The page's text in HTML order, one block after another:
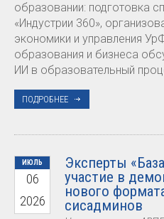
образовании: подготовка
«Индустрии 360»,
экономики и управления
образования и бизнеса
ИИ в образовательный
ПОДРОБНЕЕ
ИЮЛЬ
06
2026
Эксперты
участие в
нового
сисадминов